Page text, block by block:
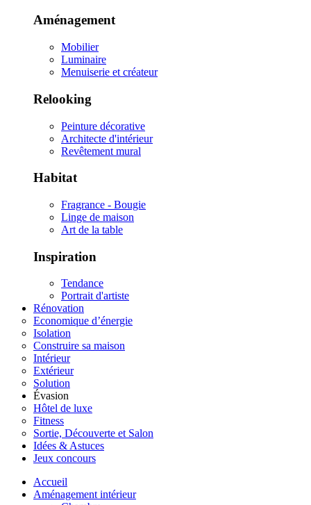
Aménagement
Mobilier
Luminaire
Menuiserie et créateur
Relooking
Peinture décorative
Architecte d'intérieur
Revêtement mural
Habitat
Fragrance - Bougie
Linge de maison
Art de la table
Inspiration
Tendance
Portrait d'artiste
Rénovation
Economique d’énergie
Isolation
Construire sa maison
Intérieur
Extérieur
Solution
Évasion
Hôtel de luxe
Fitness
Sortie, Découverte et Salon
Idées & Astuces
Jeux concours
Accueil
Aménagement intérieur